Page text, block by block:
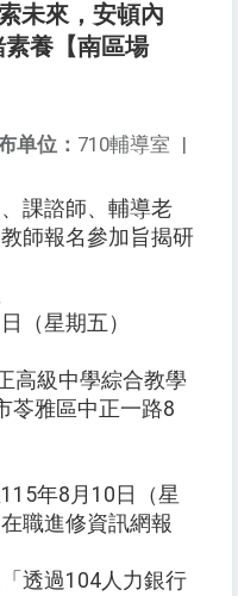
未來，安頓內
養【南區場
单位： 710輔導室 |
課諮師、輔導老
師報名參加旨揭研
（星期五）
高級中學綜合教學
苓雅區中正一路8
年8月10日（星
職進修資訊網報
透過104人力銀行